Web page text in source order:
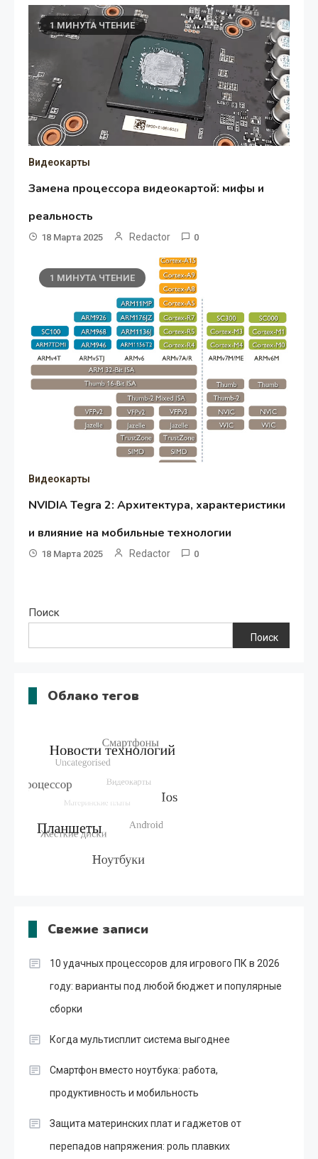
1 МИНУТА ЧТЕНИЕ
Видеокарты
Замена процессора видеокартой: мифы и
реальность
18 Марта 2025 Redactor 0
1 МИНУТА ЧТЕНИЕ
Видеокарты
NVIDIA Tegra 2: Архитектура, характеристики
и влияние на мобильные технологии
18 Марта 2025 Redactor 0
Поиск
Поиск
Облако тегов
Свежие записи
10 удачных процессоров для игрового ПК в 2026
году: варианты под любой бюджет и популярные
сборки
Когда мультисплит система выгоднее
Смартфон вместо ноутбука: работа,
продуктивность и мобильность
Защита материнских плат и гаджетов от
перепадов напряжения: роль плавких